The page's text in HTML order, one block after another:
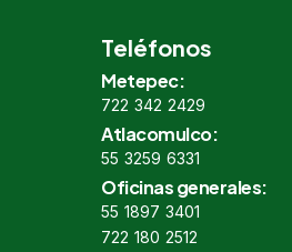
Teléfonos
Metepec:
722 342 2429
Atlacomulco:
55 3259 6331
Oficinas generales:
55 1897 3401
722 180 2512